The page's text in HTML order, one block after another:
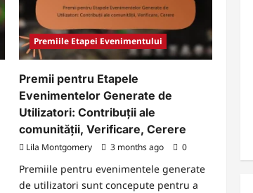
Ce
să
faci,
Probleme
comune,
Oportunități
Premiile Etapei Evenimentului
Premii pentru Etapele
Evenimentelor Generate de
Utilizatori: Contribuții ale
comunității, Verificare, Cerere
Lila Montgomery 3 months ago 0
Premiile pentru evenimentele generate
de utilizatori sunt concepute pentru a